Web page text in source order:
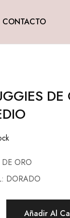
CONTACTO
ORO
DORADO
Añadir Al